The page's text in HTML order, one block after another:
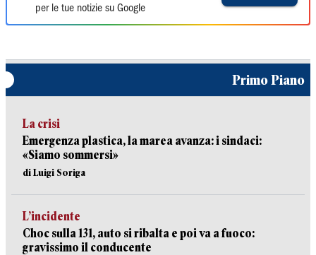
per le tue notizie su Google
Primo Piano
La crisi
Emergenza plastica, la marea avanza: i sindaci:
«Siamo sommersi»
di Luigi Soriga
L’incidente
Choc sulla 131, auto si ribalta e poi va a fuoco:
gravissimo il conducente